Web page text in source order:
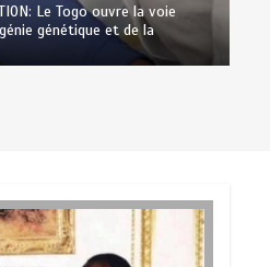
Le Togo ouvre la voie
génétique et de la